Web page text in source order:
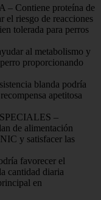
Contiene proteína de
el riesgo de reacciones
tolerada para perros
al metabolismo y
proporcionando
blanda podría
apetitosa
–
de alimentación
y satisfacer las
favorecer el
cantidad diaria
en